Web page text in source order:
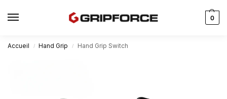
0
Accueil / Hand Grip / Hand Grip Switch